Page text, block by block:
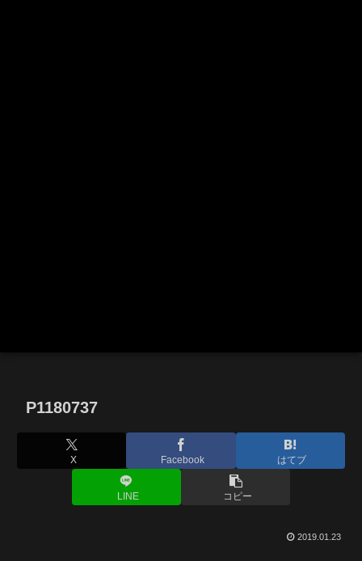
P1180737
X Facebook はてブ
LINE コピー
2019.01.23